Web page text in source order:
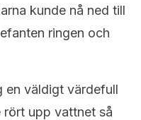
kunde nå ned till
ringen och
en väldigt värdefull
rört upp vattnet så